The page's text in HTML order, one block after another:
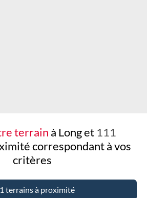
terrain à Long et 111
correspondant à vos
critères
terrains à proximité